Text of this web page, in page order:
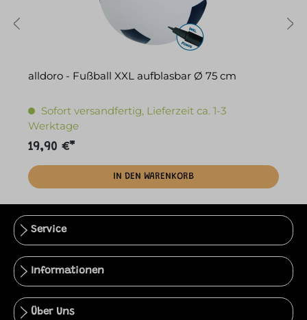
alldoro - Fußball XXL aufblasbar Ø 75 cm
Sofort versandfertig, Lieferzeit ca. 1-3
Werktage
19,90 €*
IN DEN WARENKORB
Service
Informationen
Über Uns